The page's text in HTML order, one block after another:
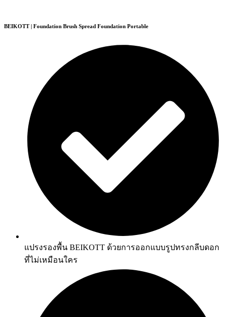
BEIKOTT | Foundation Brush Spread Foundation Portable
แปรงรองพื้น BEIKOTT ด้วยการออกแบบรูปทรงกลีบดอก
ที่ไม่เหมือนใคร